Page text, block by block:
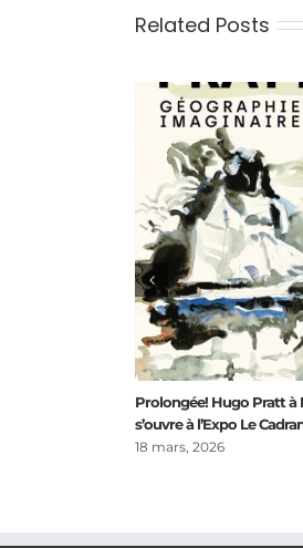
Related Posts
Prolongée! Hugo Pratt à
s’ouvre à l’Expo Le
18 mars, 2026